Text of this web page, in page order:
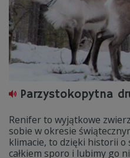
Parzystokopytna
Renifer to wyjątkowe
sobie w okresie
klimacie, to dzięki historii o
całkiem sporo i lubimy go